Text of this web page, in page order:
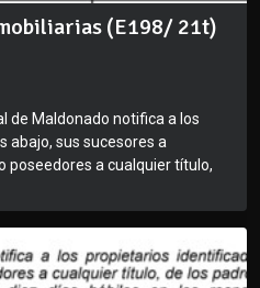
(E198/ 21t)
de Maldonado notifica a los
abajo, sus sucesores a
poseedores a cualquier título,